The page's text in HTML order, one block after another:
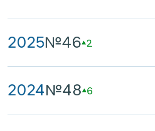
2025№46 2
2024№48 6